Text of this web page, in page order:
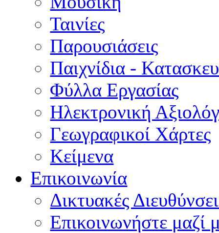
Ταινίες
Παρουσιάσεις
Παιχνίδια -
Φύλλα Εργασίας
Ηλεκτρονική
Γεωγραφικοί Χάρτες
Κείμενα
Επικοινωνία
Δικτυακές
Επικοινωνήστε μαζί